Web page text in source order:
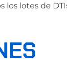
los lotes de